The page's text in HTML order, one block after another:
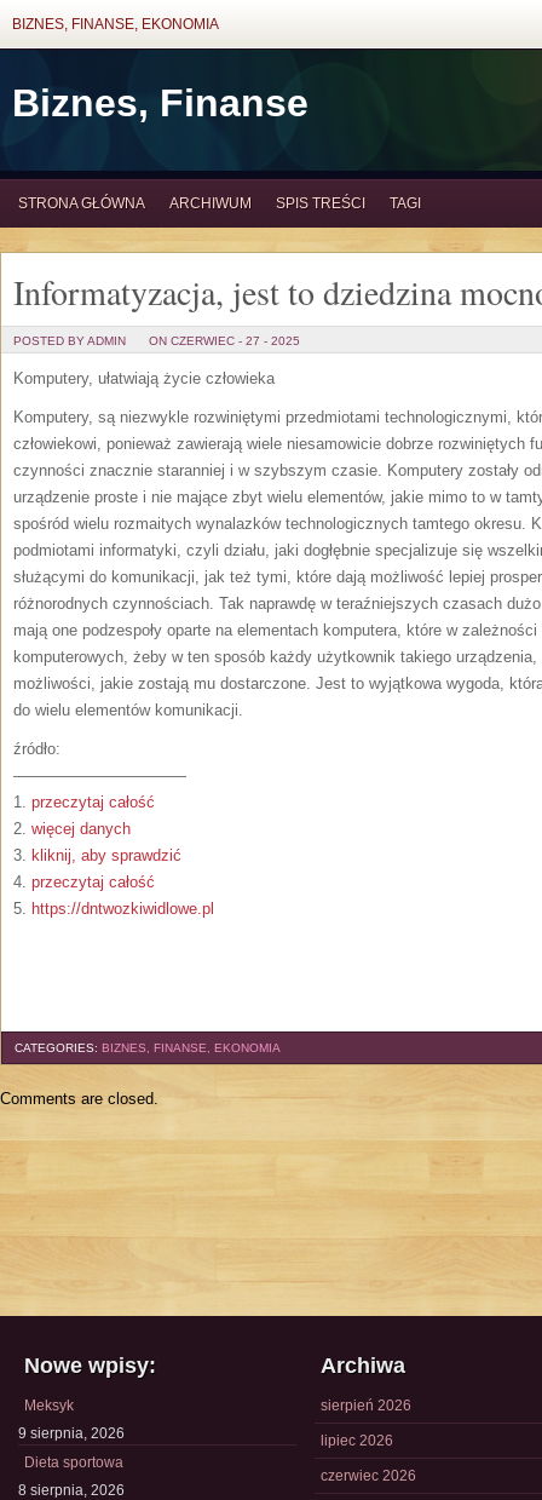
BIZNES, FINANSE, EKONOMIA
Biznes, Finanse
STRONA GŁÓWNA ARCHIWUM SPIS TREŚCI TAGI
Informatyzacja, jest to dziedzina
POSTED BY ADMIN ON CZERWIEC - 27 - 2025
Komputery, ułatwiają życie człowieka
Komputery, są niezwykle rozwiniętymi przedmiotami technologicznymi,
człowiekowi, ponieważ zawierają wiele niesamowicie dobrze rozwiniętych
czynności znacznie staranniej i w szybszym czasie. Komputery zostały
urządzenie proste i nie mające zbyt wielu elementów, jakie mimo to w
spośród wielu rozmaitych wynalazków technologicznych tamtego okresu.
podmiotami informatyki, czyli działu, jaki dogłębnie specjalizuje się
służącymi do komunikacji, jak też tymi, które dają możliwość lepiej
różnorodnych czynnościach. Tak naprawdę w teraźniejszych czasach
mają one podzespoły oparte na elementach komputera, które w
komputerowych, żeby w ten sposób każdy użytkownik takiego urządzenia,
możliwości, jakie zostają mu dostarczone. Jest to wyjątkowa wygoda,
do wielu elementów komunikacji.
źródło:
———————————
1. przeczytaj całość
2. więcej danych
3. kliknij, aby sprawdzić
4. przeczytaj całość
5. https://dntwozkiwidlowe.pl
CATEGORIES: BIZNES, FINANSE, EKONOMIA
Comments are closed.
Nowe wpisy:
Meksyk
9 sierpnia, 2026
Dieta sportowa
8 sierpnia, 2026
Archiwa
sierpień 2026
lipiec 2026
czerwiec 2026